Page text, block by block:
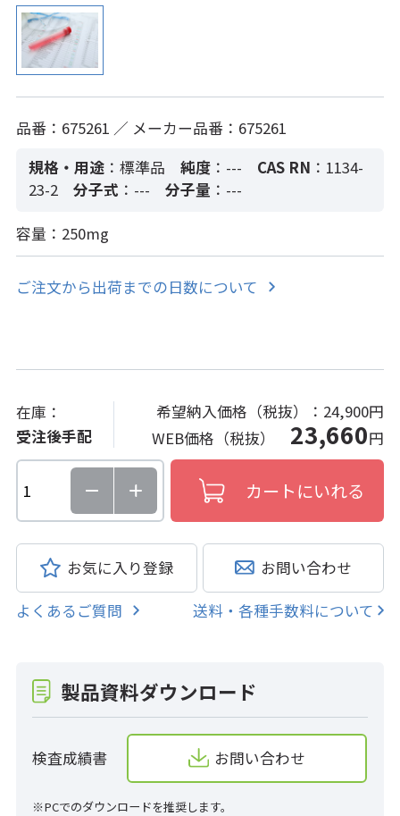
品番：675261 ／ メーカー品番：675261
規格・用途 ：標準品 純度：--- CAS RN ：1134-
23-2
分子式 ：--- 分子量 ：---
容量：250mg
ご注文から出荷までの日数について
在庫：
受注後手配
希望納入価格（税抜）： 24,900円
WEB価格（税抜） 23,660円
お気に入り登録 お問い合わせ
よくあるご質問 送料・各種手数料について
製品資料ダウンロード
検査成績書 お問い合わせ
※PCでのダウンロードを推奨します。